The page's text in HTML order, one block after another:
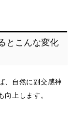
とこんな変化
、自然に副交感神
上します。